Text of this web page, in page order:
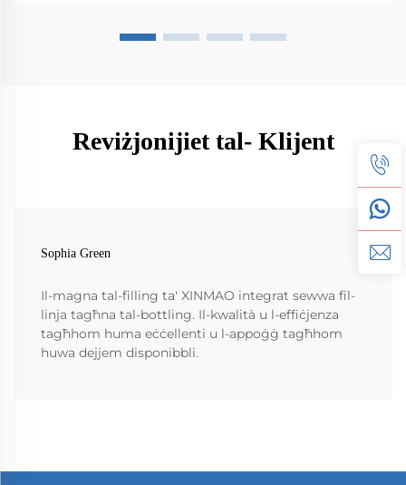
Reviżjonijiet tal- Klijent
Sophia Green
Il-magna tal-filling ta' XINMAO integrat sewwa fil-
linja tagħna tal-bottling. Il-kwalità u l-effiċjenza
tagħhom huma eċċellenti u l-appoġġ tagħhom
huwa dejjem disponibbli.